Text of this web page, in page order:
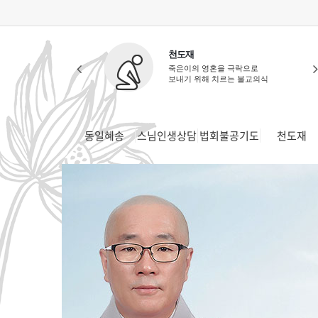
원을 밝히는
의 축원기도 발원
천도재
죽은이의 영혼을 극락으로
보내기 위해 치르는 불교의식
동일혜송 스님인생상담 법회불공기도 천도재